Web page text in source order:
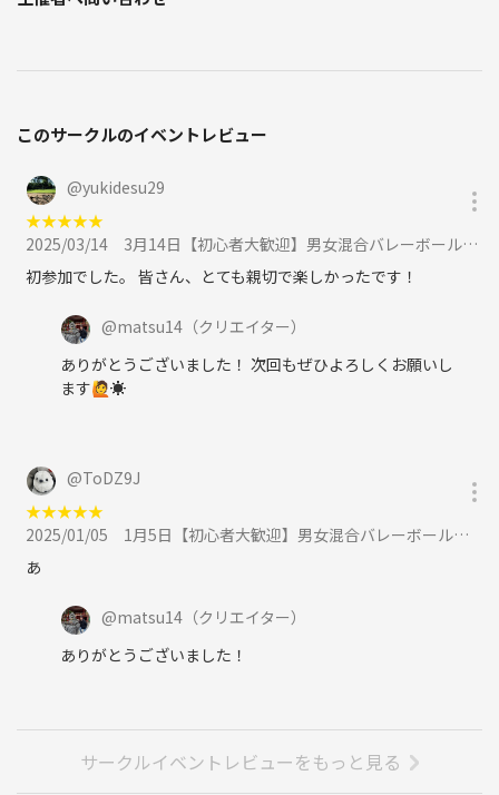
このサークルのイベントレビュー
@yukidesu29
★★★★★
2025/03/14
3月14日【初心者大歓迎】男女混合バレーボール🏐に参加
初参加でした。 皆さん、とても親切で楽しかったです！
@matsu14 （クリエイター）
ありがとうございました！ 次回もぜひよろしくお願いし
ます🙋☀️
@ToDZ9J
★★★★★
2025/01/05
1月5日【初心者大歓迎】男女混合バレーボール🏐に参加
あ
@matsu14 （クリエイター）
ありがとうございました！
サークルイベントレビューをもっと見る